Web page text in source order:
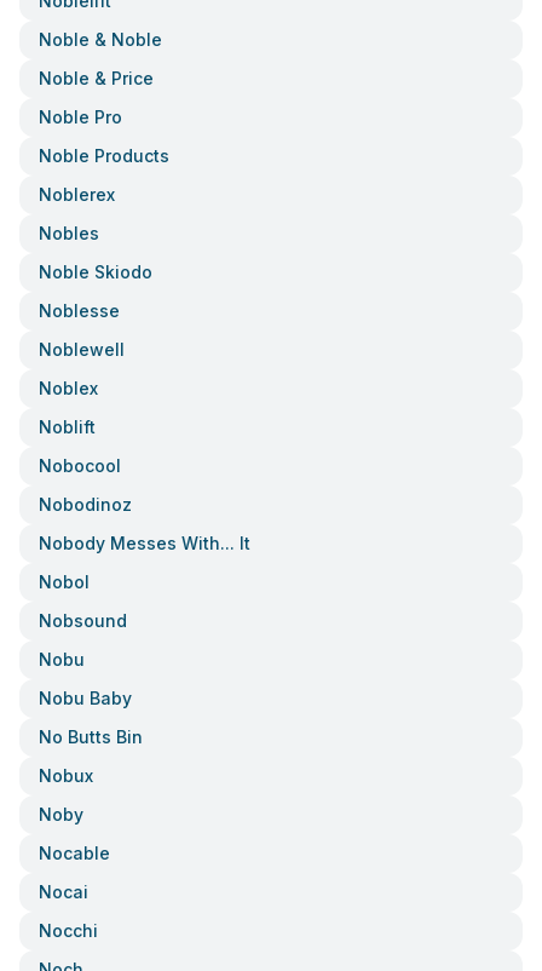
Noble & Noble
Noble & Price
Noble Pro
Noble Products
Noblerex
Nobles
Noble Skiodo
Noblesse
Noblewell
Noblex
Noblift
Nobocool
Nobodinoz
Nobody Messes With... It
Nobol
Nobsound
Nobu
Nobu Baby
No Butts Bin
Nobux
Noby
Nocable
Nocai
Nocchi